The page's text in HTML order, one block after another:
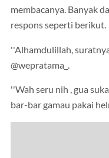
membacanya. Banyak
respons seperti berikut.
''Alhamdulillah,
@wepratama_.
''Wah seru nih , gua
bar-bar gamau pakai